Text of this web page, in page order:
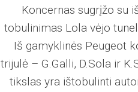
Koncernas sugrįžo su
tobulinimas Lola vėjo
Iš gamyklinės Peugeot
trijulė – G.Galli, D.Sola ir
tikslas yra ištobulinti